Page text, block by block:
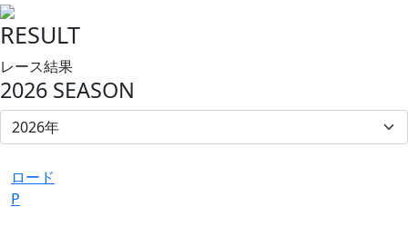
RESULT
レース結果
2026 SEASON
ロード
P